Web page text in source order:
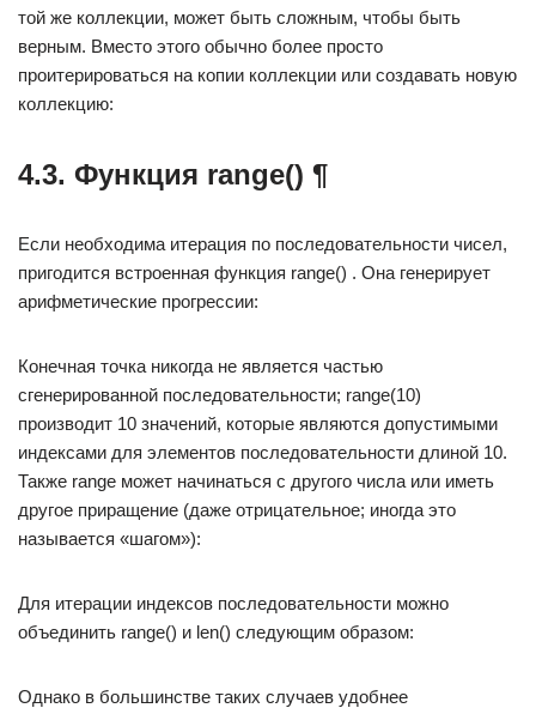
той же коллекции, может быть сложным, чтобы быть
верным. Вместо этого обычно более просто
проитерироваться на копии коллекции или создавать новую
коллекцию:
4.3. Функция range() ¶
Если необходима итерация по последовательности чисел,
пригодится встроенная функция range() . Она генерирует
арифметические прогрессии:
Конечная точка никогда не является частью
сгенерированной последовательности; range(10)
производит 10 значений, которые являются допустимыми
индексами для элементов последовательности длиной 10.
Также range может начинаться с другого числа или иметь
другое приращение (даже отрицательное; иногда это
называется «шагом»):
Для итерации индексов последовательности можно
объединить range() и len() следующим образом:
Однако в большинстве таких случаев удобнее